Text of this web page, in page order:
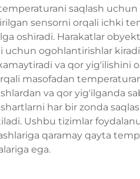
saqlash
sensorni orqali ichki
oshiradi. Harakatlar
ogohlantirishlar
va qor yig'ilishini
masofadan
va qor yig'ilganda
har bir zonda
Ushbu tizimlar
qaramay qayta
ega.